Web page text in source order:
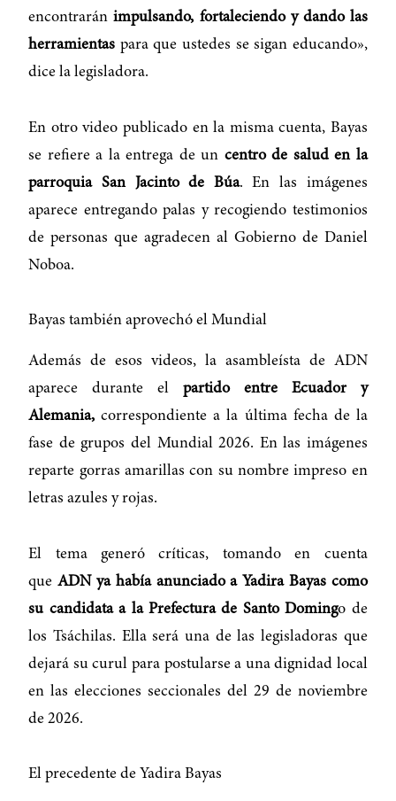
encontraránimpulsando, fortaleciendo y dando las
herramientas para que ustedes se sigan educando»,
dice la legisladora.
En otro video publicado en la misma cuenta, Bayas
se refiere a la entrega de un centro de salud en la
parroquia San Jacinto de Búa. En las imágenes
aparece entregando palas y recogiendo testimonios
de personas que agradecen al Gobierno de Daniel
Noboa.
Bayas también aprovechó el Mundial
Además de esos videos, la asambleísta de ADN
aparece durante el partido entre Ecuador y
Alemania, correspondiente a la última fecha de la
fase de grupos del Mundial 2026. En las imágenes
reparte gorras amarillas con su nombre impreso en
letras azules y rojas.
El tema generó críticas, tomando en cuenta
queADN ya había anunciado a Yadira Bayas como
su candidata a la Prefectura de Santo Domingo de
los Tsáchilas. Ella será una de las legisladoras que
dejará su curul para postularse a una dignidad local
en las elecciones seccionales del 29 de noviembre
de 2026.
El precedente de Yadira Bayas